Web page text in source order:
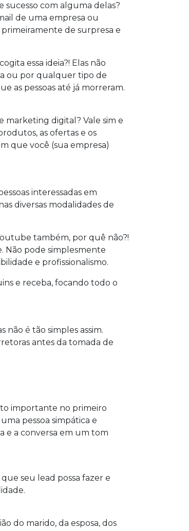
com alguma delas?
de uma empresa ou
de surpresa e
essa ideia?! Elas não
ou por qualquer tipo de
as pessoas até já morreram.
marketing digital? Vale sim e
as ofertas e os
que você (sua empresa)
interessadas em
diversas modalidades de
também, por quê não?!
Não pode simplesmente
e profissionalismo.
e receba, focando todo o
é tão simples assim.
antes da tomada de
importante no primeiro
pessoa simpática e
e a conversa em um tom
seu lead possa fazer e
do marido, da esposa, dos